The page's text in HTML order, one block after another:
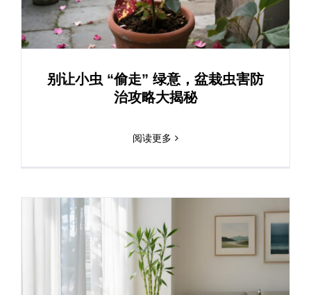
别让小虫 “偷走” 绿意，盆栽虫害防
治攻略大揭秘
阅读更多